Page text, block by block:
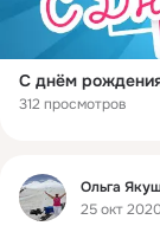
С днём
312 просмотров
Фид Ольга
25 окт